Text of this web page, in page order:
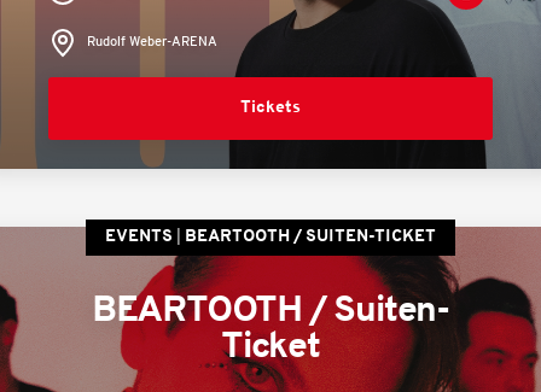
Rudolf Weber-ARENA
Tickets
EVENTS BEARTOOTH / SUITEN-TICKET
BEARTOOTH / Suiten-
Ticket